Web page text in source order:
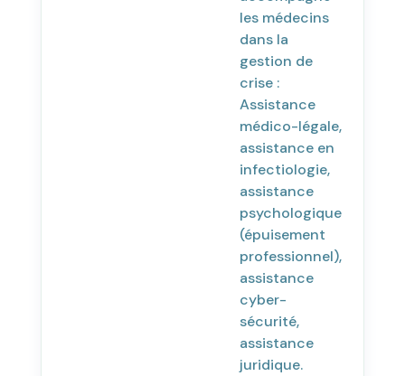
les médecins
dans la
gestion de
crise :
Assistance
médico-légale,
assistance en
infectiologie,
assistance
psychologique
(épuisement
professionnel),
assistance
cyber-
sécurité,
assistance
juridique.